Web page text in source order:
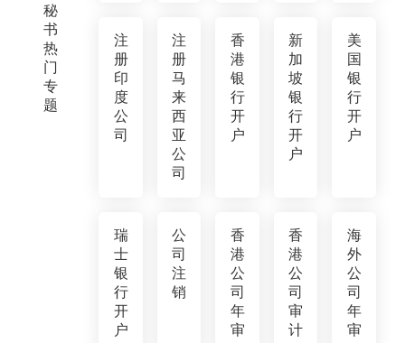
秘
书
热
门
专
题
注
册
印
度
公
司
注
册
马
来
西
亚
公
司
香
港
银
行
开
户
新
加
坡
银
行
开
户
美
国
银
行
开
户
瑞
士
银
行
开
户
公
司
注
销
香
港
公
司
年
审
香
港
公
司
审
计
海
外
公
司
年
审